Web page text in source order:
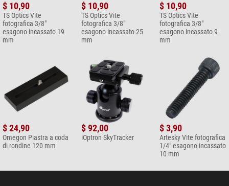
$ 10,90
TS Optics Vite
fotografica 3/8"
esagono incassato 19
mm
$ 10,90
TS Optics Vite
fotografica 3/8"
esagono incassato 25
mm
$ 10,90
TS Optics Vite
fotografica 3/8"
esagono incassato 9
mm
$ 24,90
Omegon Piastra a coda
di rondine 120 mm
$ 92,00
iOptron SkyTracker
$ 3,90
Artesky Vite fotografica
1/4" esagono incassato
10 mm